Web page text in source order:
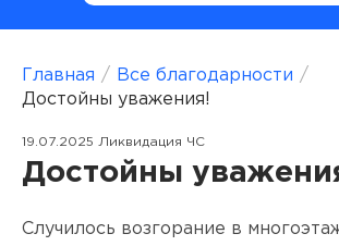
Главная / Все благодарности /
Достойны уважения!
19.07.2025 Ликвидация ЧС
Достойны
Случилось возгорание в